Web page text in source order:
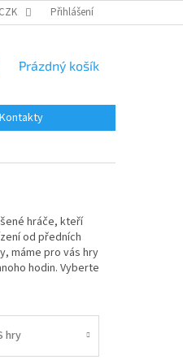
PODMÍNKY OCHRANY OSOBNÍCH ÚDAJŮ
CZK Přihlášení
NÁKUPNÍ
Prázdný košík
Kontakty
hráče, kteří
od předních
máme pro vás hry
hodin. Vyberte
hry